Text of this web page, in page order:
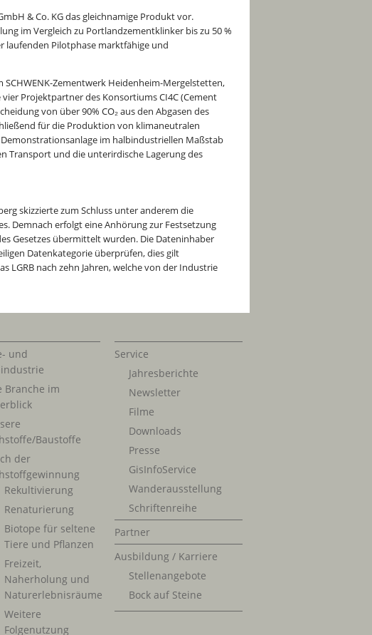
& Co. KG das gleichnamige Produkt vor.
im Vergleich zu Portlandzementklinker bis zu 50 %
laufenden Pilotphase marktfähige und
Zementwerk Heidenheim-Mergelstetten,
Projektpartner des Konsortiums CI4C (Cement
von über 90% CO₂ aus den Abgasen des
für die Produktion von klimaneutralen
im halbindustriellen Maßstab
Transport und die unterirdische Lagerung des
skizzierte zum Schluss unter anderem die
Demnach erfolgt eine Anhörung zur Festsetzung
Gesetzes übermittelt wurden. Die Dateninhaber
Datenkategorie überprüfen, dies gilt
LGRB nach zehn Jahren, welche von der Industrie
und
Branche im
Baustoffe
der
Rekultivierung
Renaturierung
Biotope für seltene
Tiere und Pflanzen
Freizeit,
Naherholung und
Naturerlebnisräume
Weitere
Folgenutzung
Service
Jahresberichte
Newsletter
Filme
Downloads
Presse
GisInfoService
Wanderausstellung
Schriftenreihe
Partner
Ausbildung / Karriere
Stellenangebote
Bock auf Steine